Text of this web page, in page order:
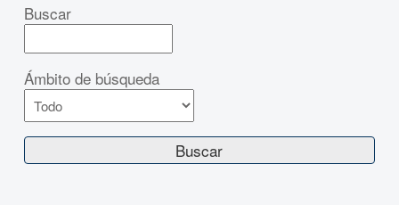
Buscar
Ámbito de búsqueda